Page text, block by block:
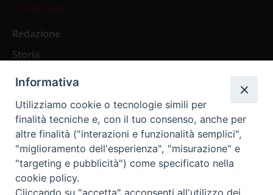
L’editoriale
Redazione
Storia
Abbonamenti
Abbonamento Annuale Digitale
Abbonamento Annuale Cartaceo
Abbonamento Singola Copia Digitale
Informativa
Utilizziamo cookie o tecnologie simili per
finalità tecniche e, con il tuo consenso, anche per
altre finalità ("interazioni e funzionalità semplici",
"miglioramento dell'esperienza", "misurazione" e
"targeting e pubblicità") come specificato nella
cookie policy.